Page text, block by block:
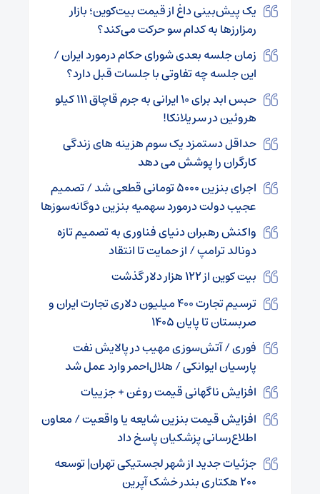
یک پیش‌بینی داغ از قیمت بیت‌کوین؛ بازار
رمزارزها به کدام سو حرکت می‌کند؟
زمان جلسه بعدی شورای حکام درمورد ایران /
این جلسه چه تفاوتی با جلسات قبل دارد؟
حبس ابد برای ۱۰ ایرانی به جرم قاچاق ۱۱۱ کیلو
هروئین در سریلانکا!
حداقل دستمزد یک سوم هزینه های زندگی
کارگران را پوشش می دهد
اجرای بنزین ۵۰۰۰ تومانی قطعی شد / تصمیم
عجیب دولت درمورد سهمیه بنزین دوگانه‌سوز‌ها
واکنش رهبران دنیای فناوری به تصمیم تازه
دونالد ترامپ / از حمایت تا انتقاد
بیت کوین از ۱۲۲ هزار دلار گذشت
ترسیم تجارت ۴۰۰ میلیون دلاری تجارت ایران و
صربستان تا پایان ۱۴۰۵
فوری / آتش‌سوزی مهیب در پالایش نفت
پارسیان ایوانکی / هلال‌احمر وارد عمل شد
افزایش ناگهانی قیمت روغن + جزییات
افزایش قیمت بنزین شایعه یا واقعیت / معاون
اطلاع‌رسانی پزشکیان پاسخ داد
جزئیات جدید از شهر لجستیکی تهران| توسعه
۲۰۰ هکتاری بندر خشک آپرین